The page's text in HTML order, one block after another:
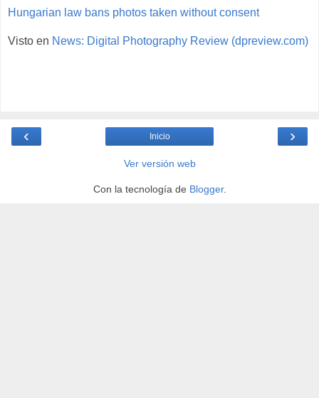
Hungarian law bans photos taken without consent
Visto en News: Digital Photography Review (dpreview.com)
‹ ›
Inicio
Ver versión web
Con la tecnología de Blogger.